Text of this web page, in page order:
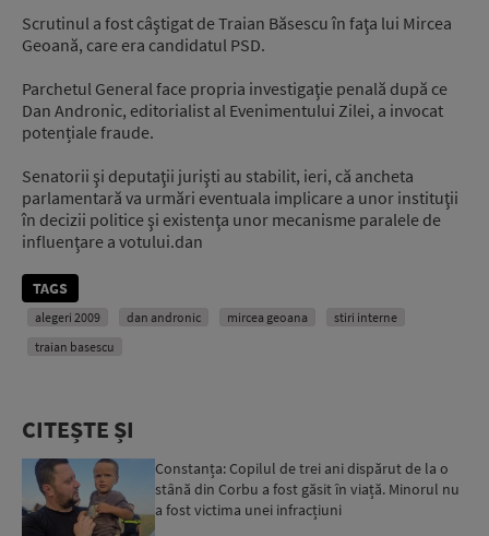
Scrutinul a fost câştigat de Traian Băsescu în faţa lui Mircea
Geoană, care era candidatul PSD.
Parchetul General face propria investigaţie penală după ce
Dan Andronic, editorialist al Evenimentului Zilei, a invocat
potențiale fraude.
Senatorii şi deputaţii jurişti au stabilit, ieri, că ancheta
parlamentară va urmări eventuala implicare a unor instituţii
în decizii politice şi existenţa unor mecanisme paralele de
influenţare a votului.dan
TAGS
alegeri 2009 dan andronic mircea geoana
stiri interne
traian basescu
CITEȘTE ȘI
Constanța: Copilul de trei ani dispărut de la o
stână din Corbu a fost găsit în viață. Minorul nu
a fost victima unei infracțiuni